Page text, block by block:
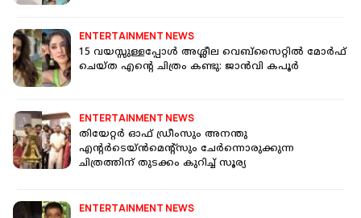
ENTERTAINMENT NEWS
15 വയസ്സുള്ളപ്പോൾ അശ്ലീല വെബ്‌സൈറ്റിൽ മോർഫ്
ചെയ്ത എന്റെ ചിത്രം കണ്ടു: ജാൻവി കപൂർ
ENTERTAINMENT NEWS
തിയേറ്റർ ഓഫ് ഡ്രീംസും അനന്തു
എന്‍റ‍‍ര്‍ടെയ്ൻമെന്‍റ്സും ചേർന്നൊരുക്കുന്ന
ചിത്രത്തിന് തുടക്കം കുറിച്ച് സൂര്യ
ENTERTAINMENT NEWS